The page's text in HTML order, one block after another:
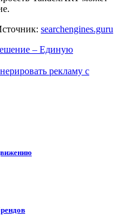
searchengines.guru
– Единую
рекламу с